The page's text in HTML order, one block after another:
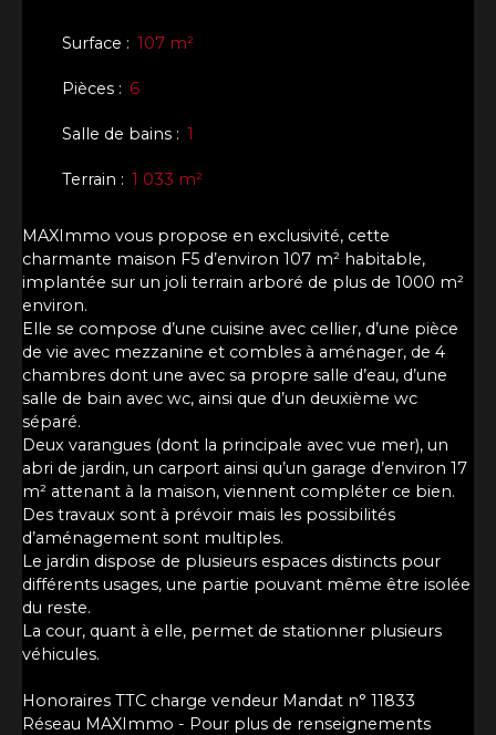
Surface : 107 m²
Pièces : 6
Salle de bains : 1
Terrain : 1 033 m²
MAXImmo vous propose en exclusivité, cette
charmante maison F5 d’environ 107 m² habitable,
implantée sur un joli terrain arboré de plus de 1000 m²
environ.
Elle se compose d’une cuisine avec cellier, d’une pièce
de vie avec mezzanine et combles à aménager, de 4
chambres dont une avec sa propre salle d’eau, d’une
salle de bain avec wc, ainsi que d’un deuxième wc
séparé.
Deux varangues (dont la principale avec vue mer), un
abri de jardin, un carport ainsi qu’un garage d’environ 17
m² attenant à la maison, viennent compléter ce bien.
Des travaux sont à prévoir mais les possibilités
d’aménagement sont multiples.
Le jardin dispose de plusieurs espaces distincts pour
différents usages, une partie pouvant même être isolée
du reste.
La cour, quant à elle, permet de stationner plusieurs
véhicules.
Honoraires TTC charge vendeur Mandat n° 11833
Réseau MAXImmo - Pour plus de renseignements